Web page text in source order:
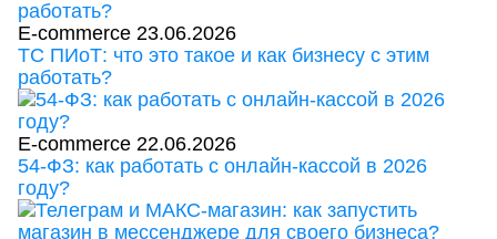
E-commerce 23.06.2026
ТС ПИоТ: что это такое и как бизнесу с этим
работать?
E-commerce 22.06.2026
54-ФЗ: как работать с онлайн-кассой в 2026
году?